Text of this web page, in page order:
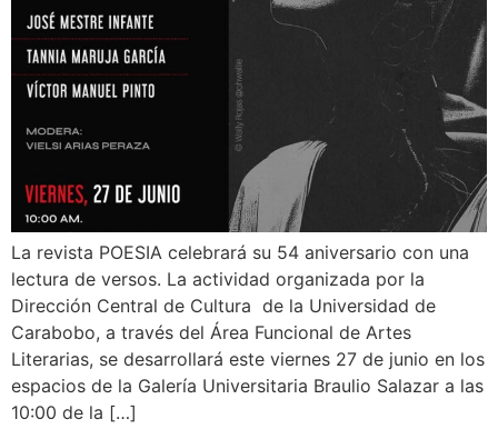
La revista POESIA celebrará su 54 aniversario con una
lectura de versos. La actividad organizada por la
Dirección Central de Cultura de la Universidad de
Carabobo, a través del Área Funcional de Artes
Literarias, se desarrollará este viernes 27 de junio en los
espacios de la Galería Universitaria Braulio Salazar a las
10:00 de la […]